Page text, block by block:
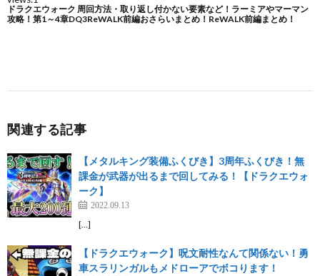
関連する記事
【メタルキング装備ふくびき】3周年ふくびき！無
課金が武器が出るまで回してみる！【ドラクエウォ
ーク】
2022.09.13
[…]
【ドラクエウォーク】呪文耐性なんて関係ない！勇
車スラリンガルもメドローアでボコります！